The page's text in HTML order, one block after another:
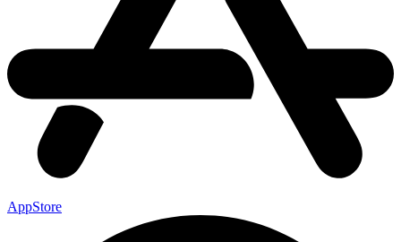
AppStore